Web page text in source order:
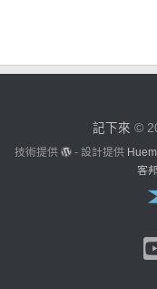
記下來 ©
技術提供 - 設計提供
客邦